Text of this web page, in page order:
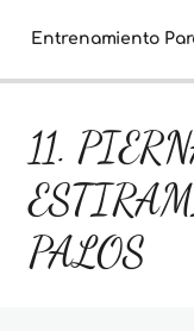
Entrenamiento
1. BIENVENIDA Y
2. RESPIRACIÓN
11.
PALOS